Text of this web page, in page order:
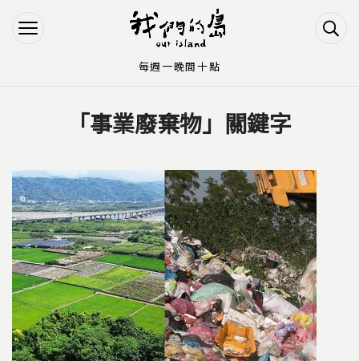
Jump to Navigation
Jump to Main content
「事業廢棄物」關鍵字
每週一晚間十點